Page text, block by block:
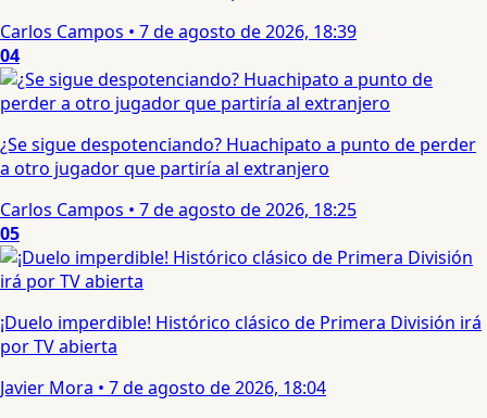
Carlos Campos • 7 de agosto de 2026, 18:39
04
¿Se sigue despotenciando? Huachipato a punto de perder
a otro jugador que partiría al extranjero
Carlos Campos • 7 de agosto de 2026, 18:25
05
¡Duelo imperdible! Histórico clásico de Primera División irá
por TV abierta
Javier Mora • 7 de agosto de 2026, 18:04